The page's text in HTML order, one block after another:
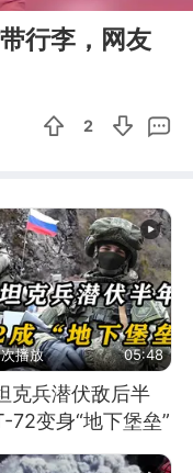
行李，网友
2
播放 05:48
克兵潜伏敌后半
72变身“地下堡垒”